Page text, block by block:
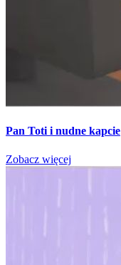
Pan Toti i nudne kapcie
Zobacz więcej